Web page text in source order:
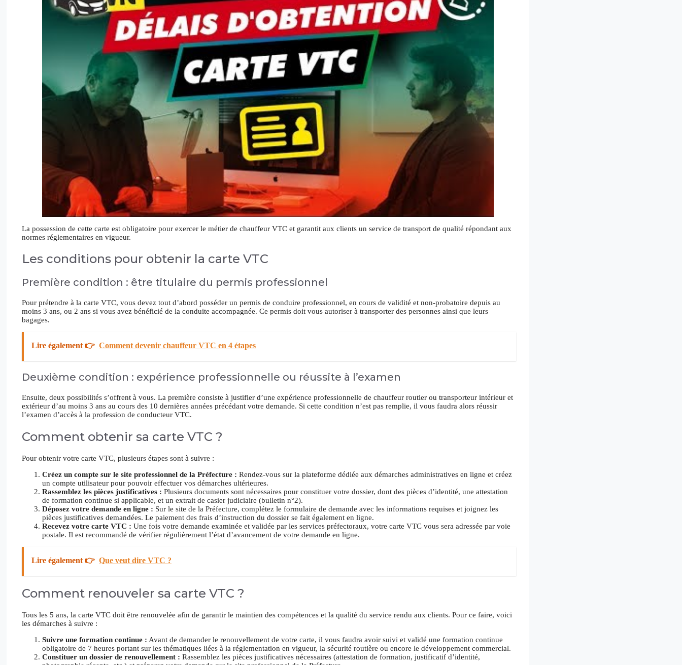
La possession de cette carte est obligatoire pour exercer le métier de chauffeur VTC et garantit aux clients un service de transport de qualité répondant aux
normes réglementaires en vigueur.
Les conditions pour obtenir la carte VTC
Première condition : être titulaire du permis professionnel
Pour prétendre à la carte VTC, vous devez tout d’abord posséder un permis de conduire professionnel, en cours de validité et non-probatoire depuis au
moins 3 ans, ou 2 ans si vous avez bénéficié de la conduite accompagnée. Ce permis doit vous autoriser à transporter des personnes ainsi que leurs
bagages.
Lire également 👉 Comment devenir chauffeur VTC en 4 étapes
Deuxième condition : expérience professionnelle ou réussite à l’examen
Ensuite, deux possibilités s’offrent à vous. La première consiste à justifier d’une expérience professionnelle de chauffeur routier ou transporteur intérieur et
extérieur d’au moins 3 ans au cours des 10 dernières années précédant votre demande. Si cette condition n’est pas remplie, il vous faudra alors réussir
l’examen d’accès à la profession de conducteur VTC.
Comment obtenir sa carte VTC ?
Pour obtenir votre carte VTC, plusieurs étapes sont à suivre :
Créez un compte sur le site professionnel de la Préfecture : Rendez-vous sur la plateforme dédiée aux démarches administratives en ligne et créez
un compte utilisateur pour pouvoir effectuer vos démarches ultérieures.
Rassemblez les pièces justificatives : Plusieurs documents sont nécessaires pour constituer votre dossier, dont des pièces d’identité, une attestation
de formation continue si applicable, et un extrait de casier judiciaire (bulletin n°2).
Déposez votre demande en ligne : Sur le site de la Préfecture, complétez le formulaire de demande avec les informations requises et joignez les
pièces justificatives demandées. Le paiement des frais d’instruction du dossier se fait également en ligne.
Recevez votre carte VTC : Une fois votre demande examinée et validée par les services préfectoraux, votre carte VTC vous sera adressée par voie
postale. Il est recommandé de vérifier régulièrement l’état d’avancement de votre demande en ligne.
Lire également 👉 Que veut dire VTC ?
Comment renouveler sa carte VTC ?
Tous les 5 ans, la carte VTC doit être renouvelée afin de garantir le maintien des compétences et la qualité du service rendu aux clients. Pour ce faire, voici
les démarches à suivre :
Suivre une formation continue : Avant de demander le renouvellement de votre carte, il vous faudra avoir suivi et validé une formation continue
obligatoire de 7 heures portant sur les thématiques liées à la réglementation en vigueur, la sécurité routière ou encore le développement commercial.
Constituer un dossier de renouvellement : Rassemblez les pièces justificatives nécessaires (attestation de formation, justificatif d’identité,